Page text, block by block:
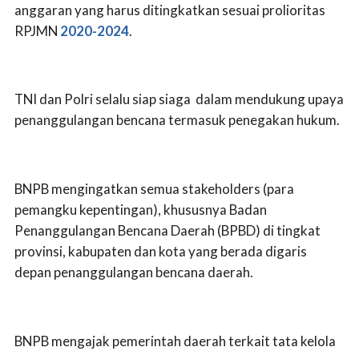
anggaran yang harus ditingkatkan sesuai prolioritas
RPJMN 2020-2024.
TNI dan Polri selalu siap siaga dalam mendukung upaya
penanggulangan bencana termasuk penegakan hukum.
BNPB mengingatkan semua stakeholders (para
pemangku kepentingan), khususnya Badan
Penanggulangan Bencana Daerah (BPBD) di tingkat
provinsi, kabupaten dan kota yang berada digaris
depan penanggulangan bencana daerah.
BNPB mengajak pemerintah daerah terkait tata kelola